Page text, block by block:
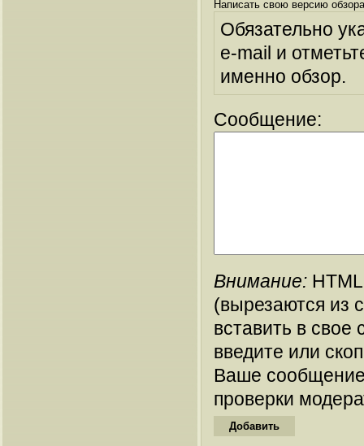
Написать свою версию
Обязательно
e-mail и
именно обзор.
Сообщение:
Внимание:
(вырезаются из
вставить в
введите или
Ваше
проверки